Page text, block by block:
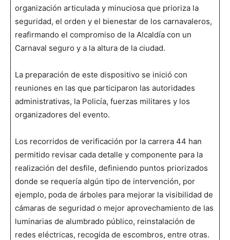
organización articulada y minuciosa que prioriza la
seguridad, el orden y el bienestar de los carnavaleros,
reafirmando el compromiso de la Alcaldía con un
Carnaval seguro y a la altura de la ciudad.
La preparación de este dispositivo se inició con
reuniones en las que participaron las autoridades
administrativas, la Policía, fuerzas militares y los
organizadores del evento.
Los recorridos de verificación por la carrera 44 han
permitido revisar cada detalle y componente para la
realización del desfile, definiendo puntos priorizados
donde se requería algún tipo de intervención, por
ejemplo, poda de árboles para mejorar la visibilidad de
cámaras de seguridad o mejor aprovechamiento de las
luminarias de alumbrado público, reinstalación de
redes eléctricas, recogida de escombros, entre otras.